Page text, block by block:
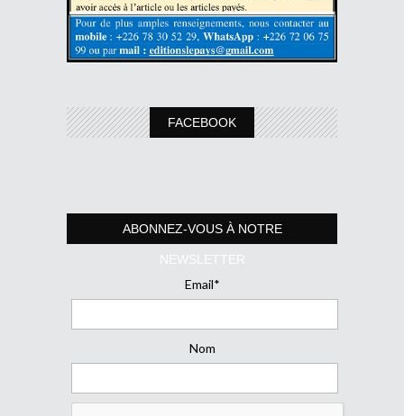
FACEBOOK
ABONNEZ-VOUS À NOTRE
NEWSLETTER
Email*
Nom